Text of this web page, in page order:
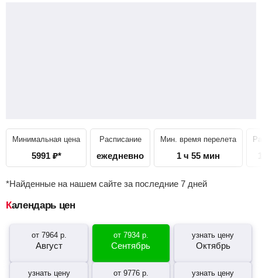
Минимальная цена
5991 ₽*
Расписание
ежедневно
Мин. время перелета
1 ч 55 мин
*Найденные на нашем сайте за последние 7 дней
Календарь цен
от 7964р.
Август
от 7934р.
Сентябрь
узнать цену
Октябрь
узнать цену от 9776р. узнать цену